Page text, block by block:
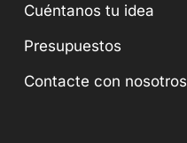
Cuéntanos tu idea
Presupuestos
Contacte con nosotros